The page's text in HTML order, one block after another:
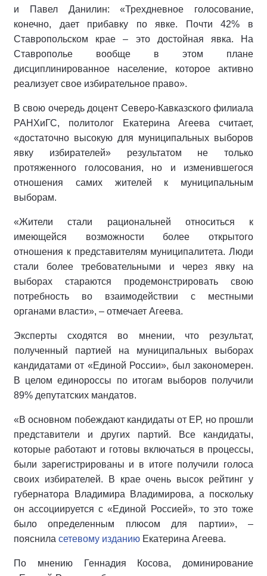
и Павел Данилин: «Трехдневное голосование,
конечно, дает прибавку по явке. Почти 42% в
Ставропольском крае – это достойная явка. На
Ставрополье вообще в этом плане
дисциплинированное население, которое активно
реализует свое избирательное право».
В свою очередь доцент Северо-Кавказского филиала
РАНХиГС, политолог Екатерина Агеева считает,
«достаточно высокую для муниципальных выборов
явку избирателей» результатом не только
протяженного голосования, но и изменившегося
отношения самих жителей к муниципальным
выборам.
«Жители стали рациональней относиться к
имеющейся возможности более открытого
отношения к представителям муниципалитета. Люди
стали более требовательными и через явку на
выборах стараются продемонстрировать свою
потребность во взаимодействии с местными
органами власти», – отмечает Агеева.
Эксперты сходятся во мнении, что результат,
полученный партией на муниципальных выборах
кандидатами от «Единой России», был закономерен.
В целом единороссы по итогам выборов получили
89% депутатских мандатов.
«В основном побеждают кандидаты от ЕР, но прошли
представители и других партий. Все кандидаты,
которые работают и готовы включаться в процессы,
были зарегистрированы и в итоге получили голоса
своих избирателей. В крае очень высок рейтинг у
губернатора Владимира Владимирова, а поскольку
он ассоциируется с «Единой Россией», то это тоже
было определенным плюсом для партии», –
пояснила сетевому изданию Екатерина Агеева.
По мнению Геннадия Косова, доминирование